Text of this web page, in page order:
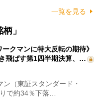
一覧を見る
」
ークマンに特大反転の期待》
飛ばす第1四半期決算、…
（東証スタンダード・
で約34％下落…